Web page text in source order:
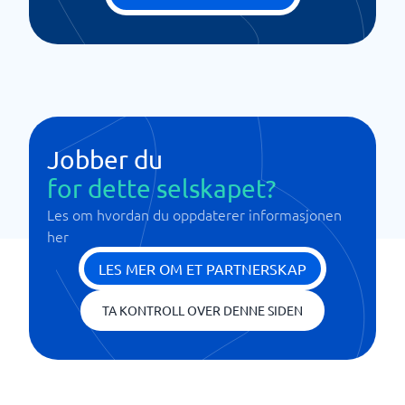
Jobber du
for dette selskapet?
Les om hvordan du oppdaterer informasjonen
her
LES MER OM ET PARTNERSKAP
TA KONTROLL OVER DENNE SIDEN